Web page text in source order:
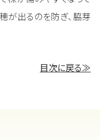
が出るのを防ぎ、脇芽
目次に戻る≫